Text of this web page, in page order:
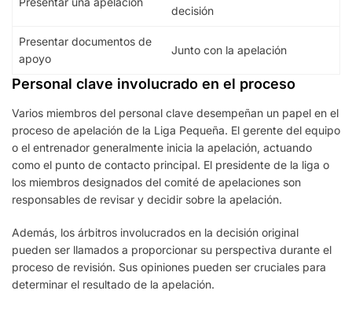
decisión
Presentar documentos de
apoyo
Junto con la apelación
Personal clave involucrado en el proceso
Varios miembros del personal clave desempeñan un papel en el
proceso de apelación de la Liga Pequeña. El gerente del equipo
o el entrenador generalmente inicia la apelación, actuando
como el punto de contacto principal. El presidente de la liga o
los miembros designados del comité de apelaciones son
responsables de revisar y decidir sobre la apelación.
Además, los árbitros involucrados en la decisión original
pueden ser llamados a proporcionar su perspectiva durante el
proceso de revisión. Sus opiniones pueden ser cruciales para
determinar el resultado de la apelación.